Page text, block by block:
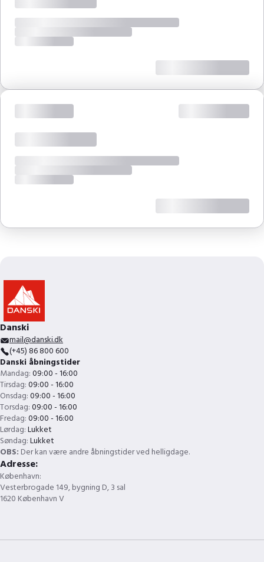
Danski
mail@danski.dk
(+45) 86 800 600
Danski åbningstider
Mandag:09:00 - 16:00
Tirsdag:09:00 - 16:00
Onsdag:09:00 - 16:00
Torsdag:09:00 - 16:00
Fredag:09:00 - 16:00
Lørdag:Lukket
Søndag:Lukket
OBS: Der kan være andre åbningstider ved helligdage.
Adresse:
København:
Vesterbrogade 149, bygning D, 3 sal
1620 København V